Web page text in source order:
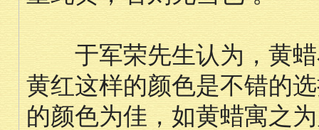
于军荣先生认为，黄蜡
黄红这样的颜色是不错的
的颜色为佳，如黄蜡寓之